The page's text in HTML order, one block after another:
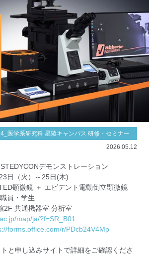
医学系研究科 星陵キャンパス 研修・セミナー
2026.05.12
デモンストレーション
日（火）～25日(木)
顕微鏡 ＋ エビデント電動倒立顕微鏡
員・学生
2F 共通機器室 分析室
map/ja/?f=SR_B01
forms.office.com/r/PDcb24V4Mp
と申し込みサイトで詳細をご確認くださ